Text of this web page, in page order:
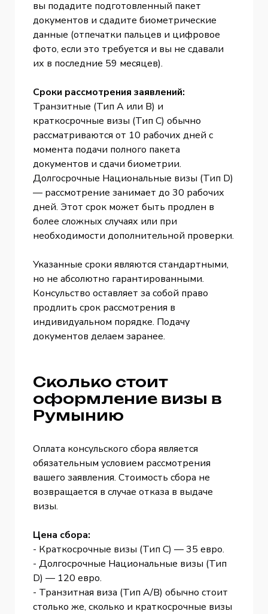
вы подадите подготовленный пакет
документов и сдадите биометрические
данные (отпечатки пальцев и цифровое
фото, если это требуется и вы не сдавали
их в последние 59 месяцев).
Сроки рассмотрения заявлений:
Транзитные (Тип A или B) и
краткосрочные визы (Тип C) обычно
рассматриваются от 10 рабочих дней с
момента подачи полного пакета
документов и сдачи биометрии.
Долгосрочные Национальные визы (Тип D)
— рассмотрение занимает до 30 рабочих
дней. Этот срок может быть продлен в
более сложных случаях или при
необходимости дополнительной проверки.
Указанные сроки являются стандартными,
но не абсолютно гарантированными.
Консульство оставляет за собой право
продлить срок рассмотрения в
индивидуальном порядке. Подачу
документов делаем заранее.
Сколько стоит
оформление визы в
Румынию
Оплата консульского сбора является
обязательным условием рассмотрения
вашего заявления. Стоимость сбора не
возвращается в случае отказа в выдаче
визы.
Цена сбора:
- Краткосрочные визы (Тип C) — 35 евро.
- Долгосрочные Национальные визы (Тип
D) — 120 евро.
- Транзитная виза (Тип A/B) обычно стоит
столько же, сколько и краткосрочные визы